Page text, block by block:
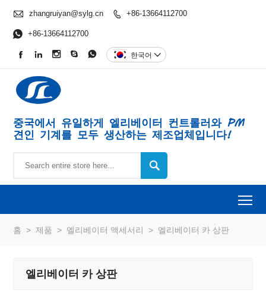
 zhangruiyan@sylg.cn  +86-13664112700
 +86-13664112700
     한국어 
중국에서 유일하게 엘리베이터 컨트롤러와 PM
견인 기계를 모두 생산하는 제조업체입니다!

홈 > 제품 > 엘리베이터 액세서리 > 엘리베이터 카 상판
엘리베이터 카 상판